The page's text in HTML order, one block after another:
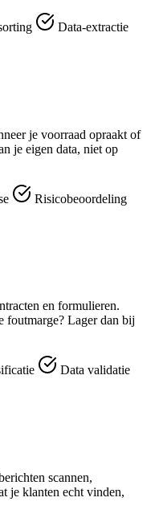
Data-extractie
je voorraad opraakt of
je eigen data, niet op
Risicobeoordeling
en formulieren.
foutmarge? Lager dan bij
Data validatie
scannen,
je klanten echt vinden,